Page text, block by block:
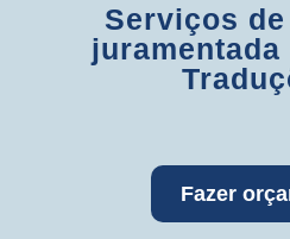
Serviços
Fazer